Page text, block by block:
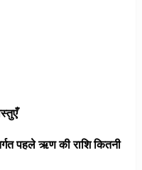
पहले ऋण की राशि कितनी